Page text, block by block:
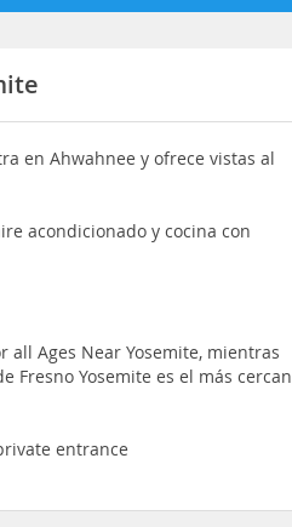
en Ahwahnee y ofrece vistas al
acondicionado y cocina con
all Ages Near Yosemite, mientras
Fresno Yosemite es el más
entrance